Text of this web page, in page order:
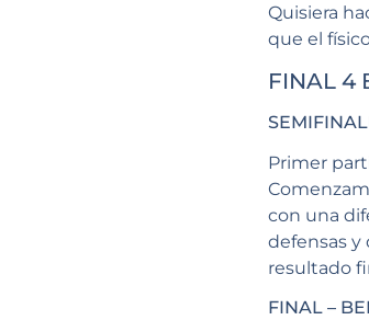
Quisiera
que el
FINAL 4
Primer
con una
defensas y
resultado
FINAL –